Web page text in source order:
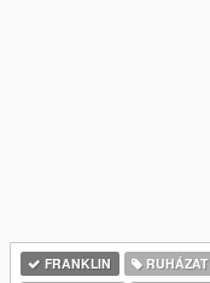
FRANKLIN RUHÁZAT